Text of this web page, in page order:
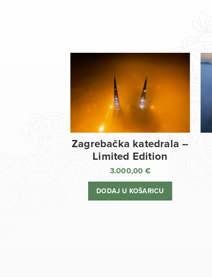
Zagrebačka katedrala –
Limited Edition
3.000,00 €
DODAJ U KOŠARICU